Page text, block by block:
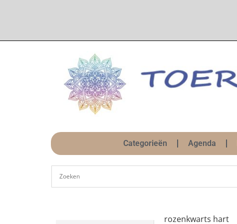
Categorieën Agenda
rozenkwarts hart